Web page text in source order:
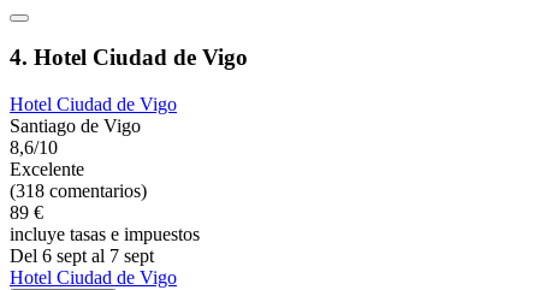
4. Hotel Ciudad de Vigo
Hotel Ciudad de Vigo
Santiago de Vigo
8,6/10
Excelente
(318 comentarios)
89 €
incluye tasas e impuestos
Del 6 sept al 7 sept
Hotel Ciudad de Vigo